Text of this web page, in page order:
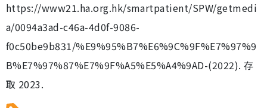
https://www21.ha.org.hk/smartpatient/SPW/getmedi
a/0094a3ad-c46a-4d0f-9086-
f0c50be9b831/%E9%95%B7%E6%9C%9F%E7%97%9
B%E7%97%87%E7%9F%A5%E5%A4%9AD-(2022). 存
取 2023.